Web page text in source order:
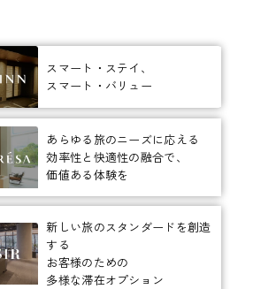
スマート・ステイ、
スマート・バリュー
あらゆる旅のニーズに応える
効率性と快適性の融合で、
価値ある体験を
新しい旅のスタンダードを創造
する
お客様のための
多様な滞在オプション